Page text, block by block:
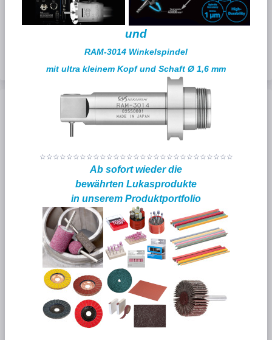
Katalog
Katalog
NAKANISHI
Werkzeuge
Diamantwerkzeuge Shop Katalog
Hartmetallfräser Shop Katalog
und
RAM-3014 Winkelspindel
mit ultra kleinem Kopf und Schaft Ø 1,6 mm
☆☆☆☆☆☆☆☆☆☆☆☆☆☆☆☆☆☆☆☆☆☆☆☆☆☆☆☆☆
Ab sofort wieder die
bewährten Lukasprodukte
in unserem Produktportfolio